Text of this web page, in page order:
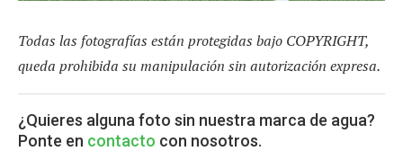
Todas las fotografías están protegidas bajo COPYRIGHT,
queda prohibida su manipulación sin autorización expresa.
¿Quieres alguna foto sin nuestra marca de agua?
Ponte en contacto con nosotros.